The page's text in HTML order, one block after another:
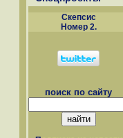
Скепсиc
Номер 2.
поиск по сайту